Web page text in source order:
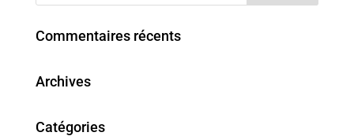
Commentaires récents
Archives
Catégories